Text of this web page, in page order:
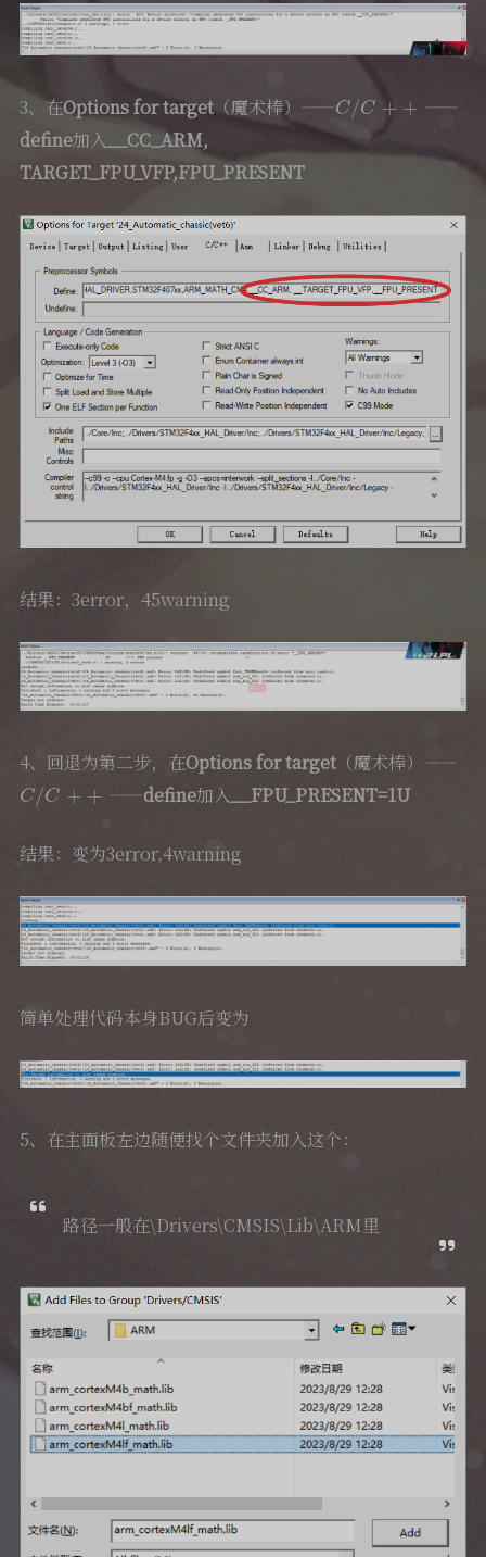
3、在Options for target（魔术棒）——
C/ C+
——
define加入__CC_ARM,
TARGET_FPU_VFP,FPU_PRESENT
结果：3error，45warning
4、回退为第二步，在Options for target（魔术棒）——
C/ C ++
——define加入__FPU_PRESENT=1U
结果：变为3error,4warning
简单处理代码本身BUG后变为
5、在主面板左边随便找个文件夹加入这个：
路径一般在\Drivers\CMSIS\Lib\ARM里